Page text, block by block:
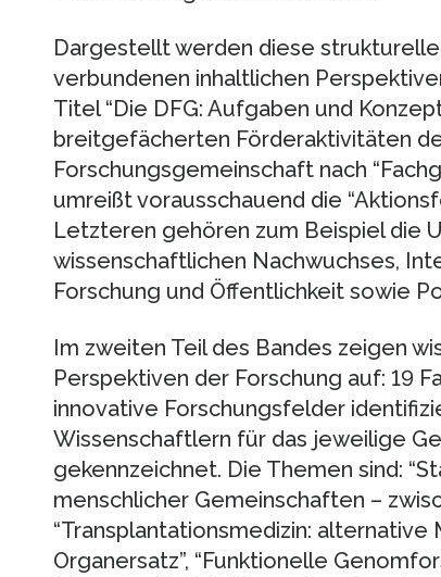
Dargestellt werden diese
verbundenen inhaltlichen
Titel “Die DFG: Aufgaben und
breitgefächerten Förderaktivitäten
Forschungsgemeinschaft nach
umreißt vorausschauend die
Letzteren gehören zum Beispiel die
wissenschaftlichen Nachwuchses,
Forschung und Öffentlichkeit sowie
Im zweiten Teil des Bandes zeigen
Perspektiven der Forschung auf: 19
innovative Forschungsfelder
Wissenschaftlern für das jeweilige
gekennzeichnet. Die Themen sind:
menschlicher Gemeinschaften –
“Transplantationsmedizin:
Organersatz”, “Funktionelle